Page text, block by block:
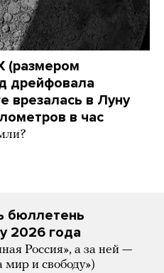
(размером
дрейфовала
врезалась в Луну
в час
бюллетень
2026 года
Россия», а за ней —
мир и свободу»)